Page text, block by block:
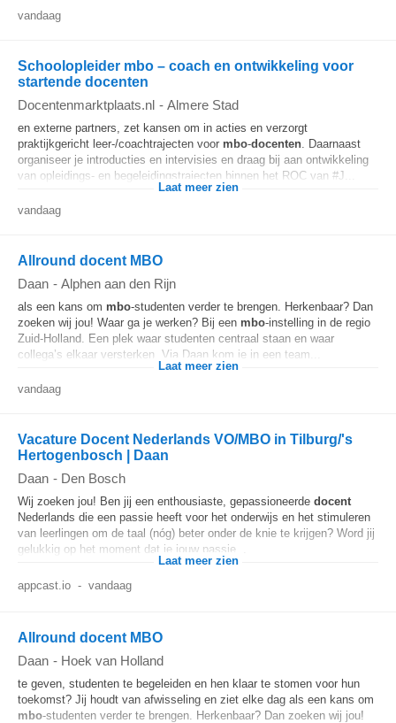
vandaag
Schoolopleider mbo – coach en ontwikkeling voor
startende docenten
Docentenmarktplaats.nl - Almere Stad
en externe partners, zet kansen om in acties en verzorgt
praktijkgericht leer-/coachtrajecten voor mbo-docenten. Daarnaast
organiseer je introducties en intervisies en draag bij aan ontwikkeling
van opleidings- en begeleidingstrajecten binnen het ROC van #J...
Laat meer zien
vandaag
Allround docent MBO
Daan - Alphen aan den Rijn
als een kans om mbo-studenten verder te brengen. Herkenbaar? Dan
zoeken wij jou! Waar ga je werken? Bij een mbo-instelling in de regio
Zuid-Holland. Een plek waar studenten centraal staan en waar
collega’s elkaar versterken. Via Daan kom je in een team...
Laat meer zien
vandaag
Vacature Docent Nederlands VO/MBO in Tilburg/'s
Hertogenbosch | Daan
Daan - Den Bosch
Wij zoeken jou! Ben jij een enthousiaste, gepassioneerde docent
Nederlands die een passie heeft voor het onderwijs en het stimuleren
van leerlingen om de taal (nóg) beter onder de knie te krijgen? Word jij
gelukkig op het moment dat je jouw passie...
Laat meer zien
appcast.io - vandaag
Allround docent MBO
Daan - Hoek van Holland
te geven, studenten te begeleiden en hen klaar te stomen voor hun
toekomst? Jij houdt van afwisseling en ziet elke dag als een kans om
mbo-studenten verder te brengen. Herkenbaar? Dan zoeken wij jou!